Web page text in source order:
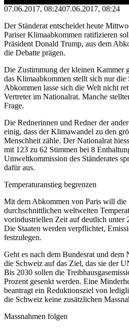
07.06.2017, 08:2407.06.2017, 08:24
Der Ständerat entscheidet heute
Pariser Klimaabkommen ratifizieren
Präsident Donald Trump, aus dem
die Debatte prägen.
Die Zustimmung der kleinen Kammer
das Klimaabkommen stellt sich nur die
Abkommen lasse sich die Welt nicht
Vertreter im Nationalrat. Manche
Frage.
Die Rednerinnen und Redner der
einig, dass der Klimawandel zu den
Menschheit zähle. Der Nationalrat
mit 123 zu 62 Stimmen bei 8
Umweltkommission des Ständerates
dafür aus.
Temperaturanstieg begrenzen
Mit dem Abkommen von Paris will die
durchschnittlichen weltweiten
vorindustriellen Zeit auf deutlich unter
Die Staaten werden verpflichtet,
festzulegen.
Geht es nach dem Bundesrat und
die Schweiz auf das Ziel, das sie der
Bis 2030 sollen die
Prozent gesenkt werden. Eine
beantragt ein Reduktionsziel von
die Schweiz keine zusätzlichen
Massnahmen folgen